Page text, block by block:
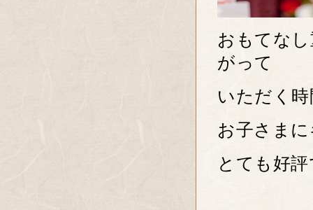
おもてな
がって
いただく
お子さま
とても好